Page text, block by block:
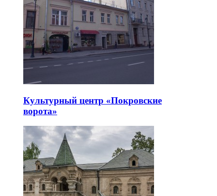
Культурный центр «Покровские
ворота»